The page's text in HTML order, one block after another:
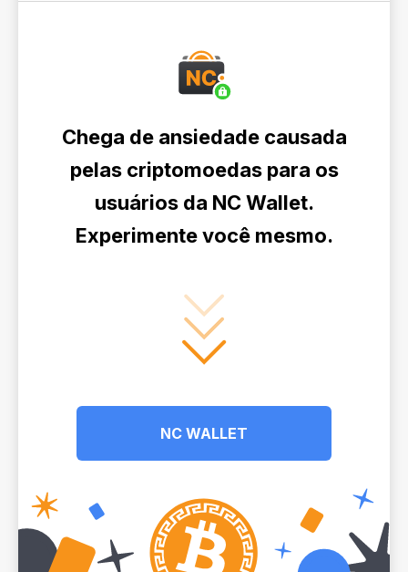
Chega de ansiedade causada
pelas criptomoedas para os
usuários da NC Wallet.
Experimente você mesmo.
NC WALLET